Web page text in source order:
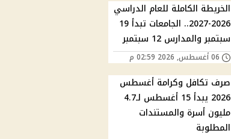
الخريطة الكاملة للعام الدراسي
2026-2027.. الجامعات تبدأ 19
سبتمبر والمدارس 12 سبتمبر
06 أغسطس, 2026 02:59 م
صرف تكافل وكرامة أغسطس
2026 يبدأ 15 أغسطس لـ4.7
مليون أسرة والمستندات
المطلوبة